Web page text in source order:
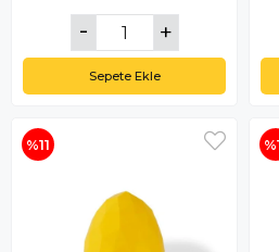
Sepete Ekle
%11